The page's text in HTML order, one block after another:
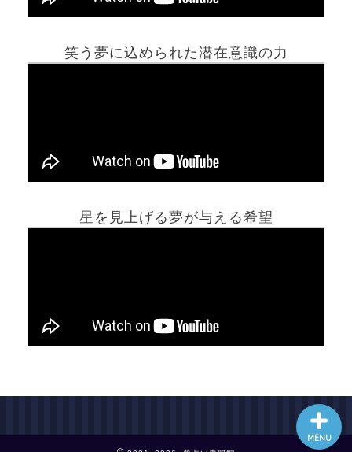
笑う夢に込められた潜在意識の力
星を見上げる夢が与える希望
MENU
ホーム
最新記事動画